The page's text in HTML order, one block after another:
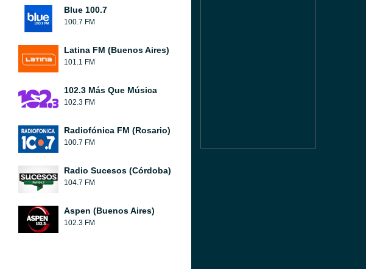
Blue 100.7
100.7 FM
Latina FM (Buenos Aires)
101.1 FM
102.3 Más Que Música
102.3 FM
Radiofónica FM (Rosario)
100.7 FM
Radio Sucesos (Córdoba)
104.7 FM
Aspen (Buenos Aires)
102.3 FM